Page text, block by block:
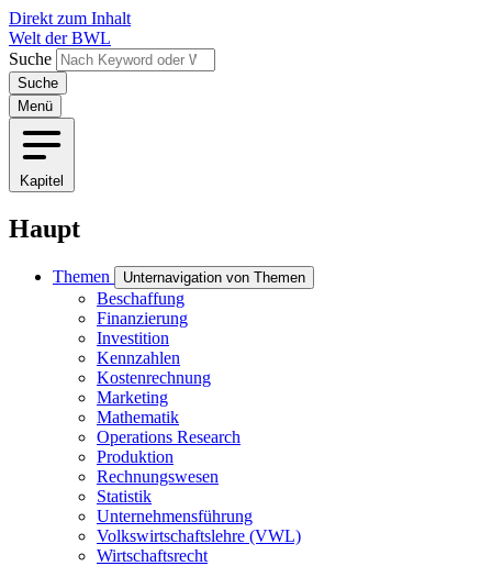
Direkt zum Inhalt
Welt der BWL
Suche
Menü
Kapitel
Haupt
Themen Unternavigation von Themen
Beschaffung
Finanzierung
Investition
Kennzahlen
Kostenrechnung
Marketing
Mathematik
Operations Research
Produktion
Rechnungswesen
Statistik
Unternehmensführung
Volkswirtschaftslehre (VWL)
Wirtschaftsrecht